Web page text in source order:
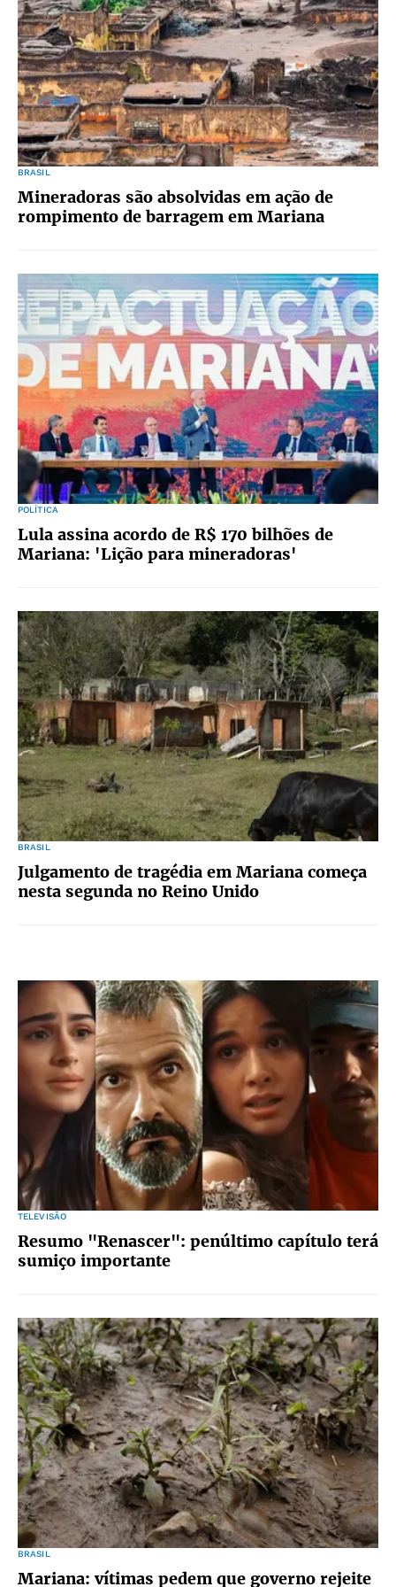
BRASIL
Mineradoras são absolvidas em ação de
rompimento de barragem em Mariana
POLÍTICA
Lula assina acordo de R$ 170 bilhões de
Mariana: 'Lição para mineradoras'
BRASIL
Julgamento de tragédia em Mariana começa
nesta segunda no Reino Unido
TELEVISÃO
Resumo "Renascer": penúltimo capítulo terá
sumiço importante
BRASIL
Mariana: vítimas pedem que governo rejeite